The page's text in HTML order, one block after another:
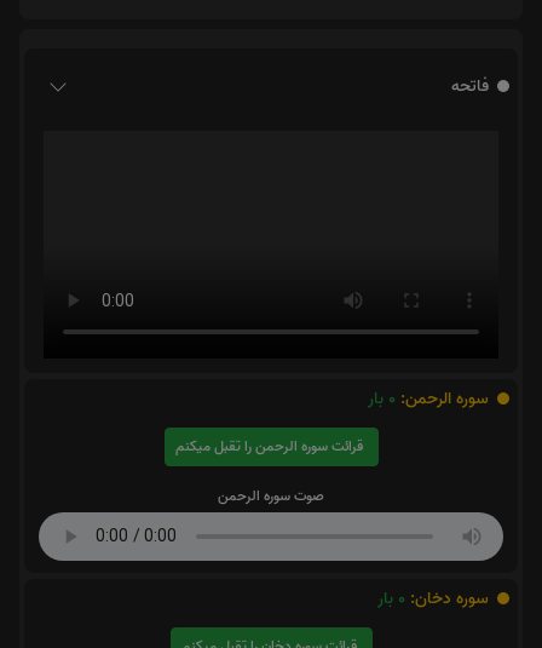
فاتحه
سوره الرحمن: 0 بار
قرائت سوره الرحمن را تقبل میکنم
صوت سوره الرحمن
سوره دخان: 0 بار